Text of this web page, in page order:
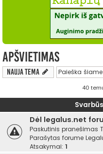
Apšvietimas
Nauja tema
40
Dėl legalus.net
Paskutinis pranešimas
Parašytas forume
Atsakymai: 1